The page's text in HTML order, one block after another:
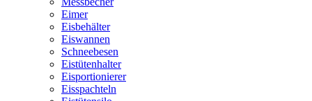
Eimer
Eisbehälter
Eiswannen
Schneebesen
Eistütenhalter
Eisportionierer
Eisspachteln